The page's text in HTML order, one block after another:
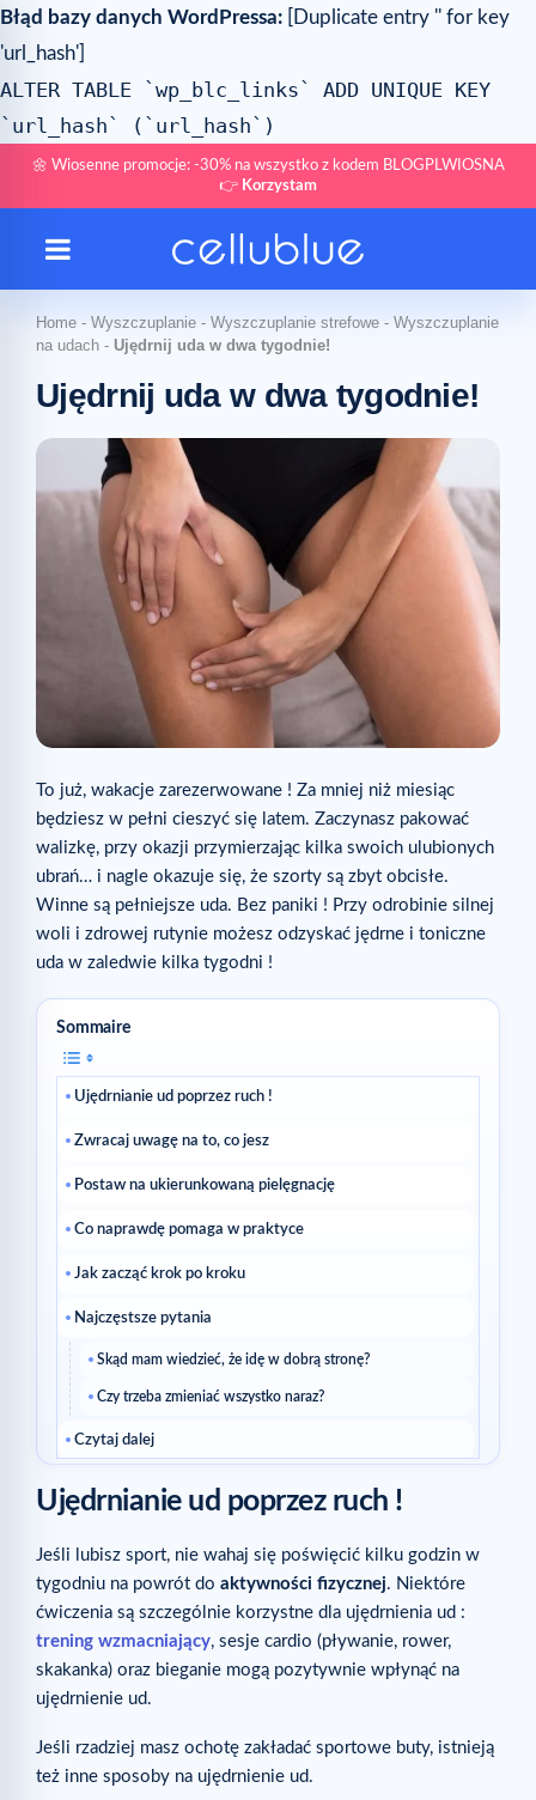
Błąd bazy danych WordPressa: [Duplicate entry '' for key
'url_hash']
ALTER TABLE `wp_blc_links` ADD UNIQUE KEY
`url_hash` (`url_hash`)
🌼 Wiosenne promocje: -30% na wszystko z kodem BLOGPLWIOSNA
👉 Korzystam
Home - Wyszczuplanie - Wyszczuplanie strefowe - Wyszczuplanie
na udach - Ujędrnij uda w dwa tygodnie!
Ujędrnij uda w dwa tygodnie!
To już, wakacje zarezerwowane ! Za mniej niż miesiąc
będziesz w pełni cieszyć się latem. Zaczynasz pakować
walizkę, przy okazji przymierzając kilka swoich ulubionych
ubrań… i nagle okazuje się, że szorty są zbyt obcisłe.
Winne są pełniejsze uda. Bez paniki ! Przy odrobinie silnej
woli i zdrowej rutynie możesz odzyskać jędrne i toniczne
uda w zaledwie kilka tygodni !
Sommaire
Ujędrnianie ud poprzez ruch !
Zwracaj uwagę na to, co jesz
Postaw na ukierunkowaną pielęgnację
Co naprawdę pomaga w praktyce
Jak zacząć krok po kroku
Najczęstsze pytania
Skąd mam wiedzieć, że idę w dobrą stronę?
Czy trzeba zmieniać wszystko naraz?
Czytaj dalej
Ujędrnianie ud poprzez ruch !
Jeśli lubisz sport, nie wahaj się poświęcić kilku godzin w
tygodniu na powrót do aktywności fizycznej. Niektóre
ćwiczenia są szczególnie korzystne dla ujędrnienia ud :
trening wzmacniający, sesje cardio (pływanie, rower,
skakanka) oraz bieganie mogą pozytywnie wpłynąć na
ujędrnienie ud.
Jeśli rzadziej masz ochotę zakładać sportowe buty, istnieją
też inne sposoby na ujędrnienie ud.